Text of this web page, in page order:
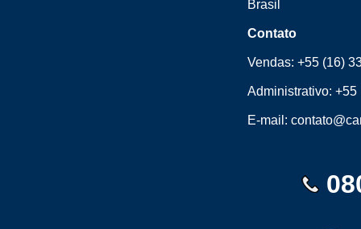
Brasil
Contato
Vendas:+55 (16)
Administrativo:+55
E-mail: